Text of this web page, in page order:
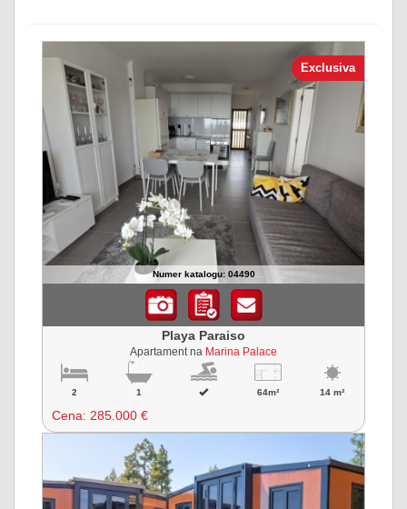
Exclusiva
Numer katalogu: 04490
Playa Paraiso
Apartament na Marina Palace
2 1 64m² 14 m²
Cena: 285.000 €